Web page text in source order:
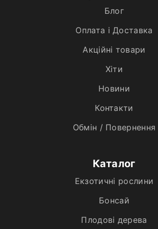
Блог
Оплата і Доставка
Акційні товари
Хiти
Новини
Контакти
Обмін / Повернення
Каталог
Екзотичні рослини
Бонсай
Плодові дерева